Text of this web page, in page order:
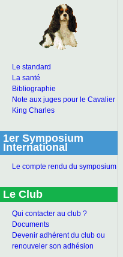
Le standard
La santé
Bibliographie
Note aux juges pour le Cavalier
King Charles
1er Symposium
International
Le compte rendu du symposium
Le Club
Qui contacter au club ?
Documents
Devenir adhérent du club ou
renouveler son adhésion